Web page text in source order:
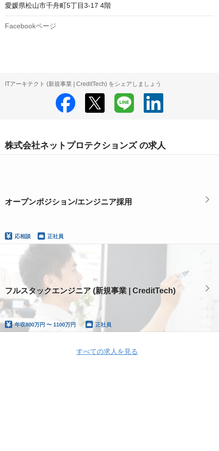
愛媛県松山市千舟町5丁目3-17 4階
Facebookページ
ITアーキテクト (新規事業 | CreditTech) をシェアしましょう
株式会社ネットプロテクションズ の求人
オープンポジション/エンジニア採用
応相談 正社員
フルスタックエンジニア (新規事業 | CreditTech)
年収800万円 〜 1100万円 正社員
すべての求人を見る